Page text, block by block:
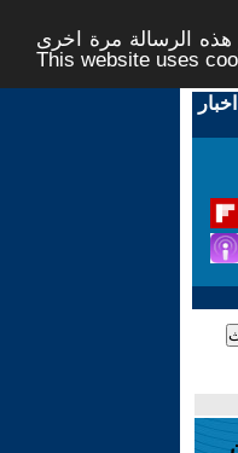
الرسالة مرة اخرى -
This website uses
اخبار